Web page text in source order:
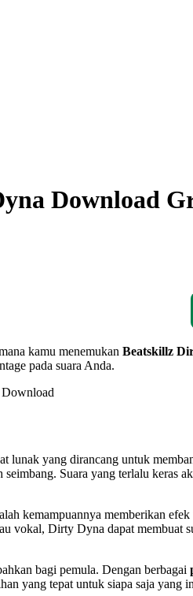
Download
kamu menemukan Beatskillz
pada suara Anda.
lunak yang dirancang untuk
Suara yang terlalu keras
kemampuannya memberikan
vokal, Dirty Dyna dapat membuat
bagi pemula. Dengan berbagai
yang tepat untuk siapa saja yang